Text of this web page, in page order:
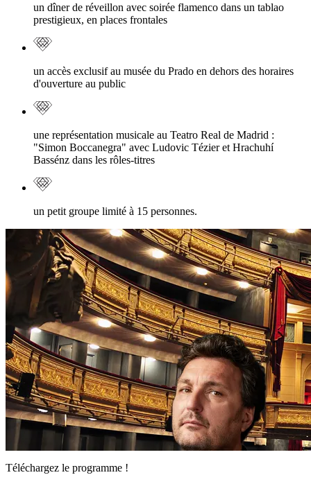
un dîner de réveillon avec soirée flamenco dans un tablao
prestigieux, en places frontales
un accès exclusif au musée du Prado en dehors des horaires
d'ouverture au public
une représentation musicale au Teatro Real de Madrid :
"Simon Boccanegra" avec Ludovic Tézier et Hrachuhí
Bassénz dans les rôles-titres
un petit groupe limité à 15 personnes.
Téléchargez le programme !